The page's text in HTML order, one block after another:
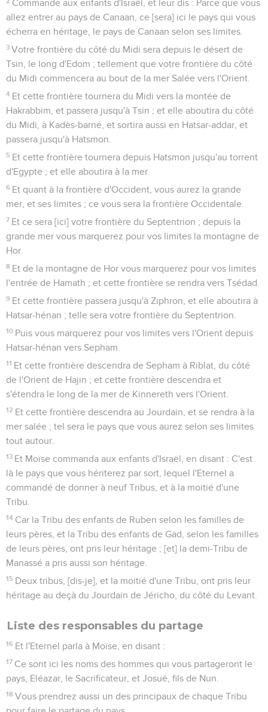
Commande aux enfants d'Israël, et leur dis : Parce que vous
allez entrer au pays de Canaan, ce [sera] ici le pays qui vous
écherra en héritage, le pays de Canaan selon ses limites.
3 Votre frontière du côté du Midi sera depuis le désert de
Tsin, le long d'Edom ; tellement que votre frontière du côté
du Midi commencera au bout de la mer Salée vers l'Orient.
4 Et cette frontière tournera du Midi vers la montée de
Hakrabbim, et passera jusqu'à Tsin ; et elle aboutira du côté
du Midi, à Kadès-barné, et sortira aussi en Hatsar-addar, et
passera jusqu'à Hatsmon.
5 Et cette frontière tournera depuis Hatsmon jusqu'au torrent
d'Egypte ; et elle aboutira à la mer.
6 Et quant à la frontière d'Occident, vous aurez la grande
mer, et ses limites ; ce vous sera la frontière Occidentale.
7 Et ce sera [ici] votre frontière du Septentrion ; depuis la
grande mer vous marquerez pour vos limites la montagne de
Hor.
8 Et de la montagne de Hor vous marquerez pour vos limites
l'entrée de Hamath ; et cette frontière se rendra vers Tsédad.
9 Et cette frontière passera jusqu'à Ziphron, et elle aboutira à
Hatsar-hénan ; telle sera votre frontière du Septentrion.
10 Puis vous marquerez pour vos limites vers l'Orient depuis
Hatsar-hénan vers Sepham.
11 Et cette frontière descendra de Sepham à Riblat, du côté
de l'Orient de Hajin ; et cette frontière descendra et
s'étendra le long de la mer de Kinnereth vers l'Orient.
12 Et cette frontière descendra au Jourdain, et se rendra à la
mer salée ; tel sera le pays que vous aurez selon ses limites
tout autour.
13 Et Moïse commanda aux enfants d'Israël, en disant : C'est
là le pays que vous hériterez par sort, lequel l'Eternel a
commandé de donner à neuf Tribus, et à la moitié d'une
Tribu.
14 Car la Tribu des enfants de Ruben selon les familles de
leurs pères, et la Tribu des enfants de Gad, selon les familles
de leurs pères, ont pris leur héritage ; [et] la demi-Tribu de
Manassé a pris aussi son héritage.
15 Deux tribus, [dis-je], et la moitié d'une Tribu, ont pris leur
héritage au deçà du Jourdain de Jéricho, du côté du Levant.
Liste des responsables du partage
16 Et l'Eternel parla à Moïse, en disant :
17 Ce sont ici les noms des hommes qui vous partageront le
pays, Eléazar, le Sacrificateur, et Josué, fils de Nun.
18 Vous prendrez aussi un des principaux de chaque Tribu